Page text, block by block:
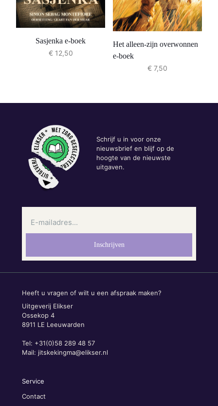
Sasjenka e-boek
€12,50
Het alleen-zijn overwonnen
e-boek
€7,50
Schrijf u in voor onze
nieuwsbrief en blijf op de
hoogte van de nieuwste
uitgaven.
Heeft u vragen of wilt u een afspraak maken?
Uitgeverij Elikser
Ossekop 4
8911 LE Leeuwarden
Tel: +31(0)58 289 48 57
Mail: jitskekingma@elikser.nl
Service
Contact